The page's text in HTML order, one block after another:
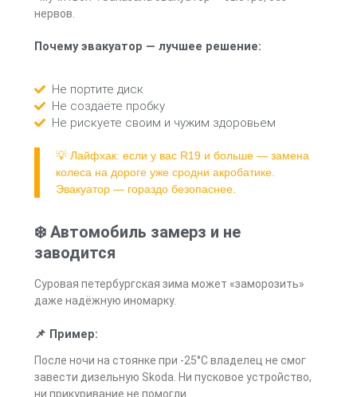
нервов.
Почему эвакуатор — лучшее решение:
Не портите диск
Не создаёте пробку
Не рискуете своим и чужим здоровьем
💡 Лайфхак: если у вас R19 и больше — замена
колеса на дороге уже сродни акробатике.
Эвакуатор — гораздо безопаснее.
❄️ Автомобиль замерз и не
заводится
Суровая петербургская зима может «заморозить»
даже надёжную иномарку.
📌 Пример:
После ночи на стоянке при -25°C владелец не смог
завести дизельную Skoda. Ни пусковое устройство,
ни прикуривание не помогли.